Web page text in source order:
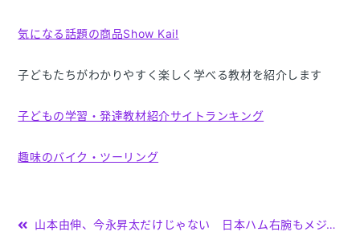
気になる話題の商品Show Kai!
子どもたちがわかりやすく楽しく学べる教材を紹介します
子どもの学習・発達教材紹介サイトランキング
趣味のバイク・ツーリング
投 山本由伸、今永昇太だけじゃない 日本ハム右腕もメジャーで争奪戦か(J-CASTニュース)